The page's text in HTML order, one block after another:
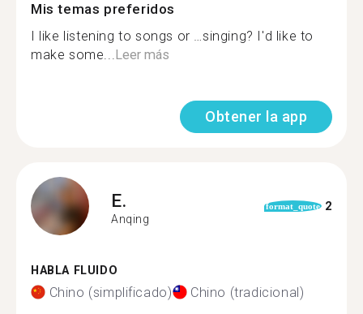
Mis temas preferidos
I like listening to songs or …singing? I'd like to
make some...Leer más
Obtener la app
E.
Anqing
format_quote 2
HABLA FLUIDO
Chino (simplificado) Chino (tradicional)